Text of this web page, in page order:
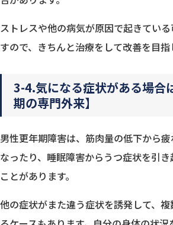
ストレスや他の病気が原因で起きてい
すので、きちんと治療をして改善を目指
3-4.気になる症状がある場合
期の専門外来】
男性更年期障害は、筋肉量の低下から疲
なったり、睡眠障害からうつ症状を引
ことがあります。
他の症状がまた違う症状を誘発して、